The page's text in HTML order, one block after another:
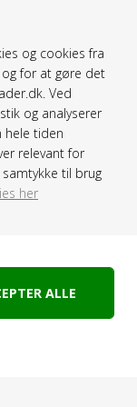
og cookies fra
for at gøre det
Ved
og analyserer
hele tiden
relevant for
til brug
her
ebogslæser -
3